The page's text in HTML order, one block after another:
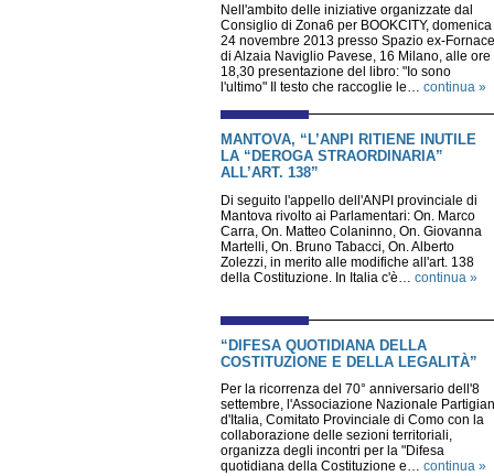
Nell'ambito delle iniziative organizzate dal
Consiglio di Zona6 per BOOKCITY, domenica
24 novembre 2013 presso Spazio ex-Fornace
di Alzaia Naviglio Pavese, 16 Milano, alle ore
18,30 presentazione del libro: "Io sono
l'ultimo" Il testo che raccoglie le… continua »
MANTOVA, “L’ANPI RITIENE INUTILE
LA “DEROGA STRAORDINARIA”
ALL’ART. 138”
Di seguito l'appello dell'ANPI provinciale di
Mantova rivolto ai Parlamentari: On. Marco
Carra, On. Matteo Colaninno, On. Giovanna
Martelli, On. Bruno Tabacci, On. Alberto
Zolezzi, in merito alle modifiche all'art. 138
della Costituzione. In Italia c'è… continua »
“DIFESA QUOTIDIANA DELLA
COSTITUZIONE E DELLA LEGALITÀ”
Per la ricorrenza del 70° anniversario dell'8
settembre, l'Associazione Nazionale
d'Italia, Comitato Provinciale di Como con la
collaborazione delle sezioni territoriali,
organizza degli incontri per la "Difesa
quotidiana della Costituzione e… continua »